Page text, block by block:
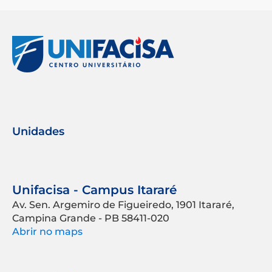
Unidades
Unifacisa - Campus Itararé
Av. Sen. Argemiro de Figueiredo, 1901 Itararé,
Campina Grande - PB 58411-020
Abrir no maps